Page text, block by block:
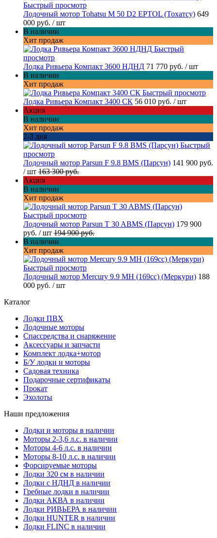
Быстрый просмотр
Лодочный мотор Tohatsu M 50 D2 EPTOL (Тохатсу) 649
000 руб. / шт
В наличии
Хит продаж
Быстрый
просмотр
Лодка Ривьера Компакт 3600 НДНД 71 770 руб. / шт
В наличии
Хит продаж
Быстрый просмотр
Лодка Ривьера Компакт 3400 СК 56 010 руб. / шт
Акция
В наличии
Хит продаж
2-3 дня
Быстрый
просмотр
Лодочный мотор Parsun F 9.8 BMS (Парсун) 141 900 руб.
/ шт 163 300 руб.
Акция
В наличии
Хит продаж
Быстрый просмотр
Лодочный мотор Parsun T 30 ABMS (Парсун) 179 900
руб. / шт 194 900 руб.
В наличии
Хит продаж
Быстрый просмотр
Лодочный мотор Mercury 9.9 MH (169cc) (Меркури) 188
000 руб. / шт
Каталог
Лодки ПВХ
Лодочные моторы
Спассредства и снаряжение
Аксессуары и запчасти
Комплект лодка+мотор
Б/У лодки и моторы
Садовая техника
Подарочные сертификаты
Прокат
Эхолоты
Наши предложения
Лодки и моторы в наличии
Моторы 2-3,6 л.с. в наличии
Моторы 4-6 л.с. в наличии
Моторы 8-10 л.с. в наличии
Форсируемые моторы
Лодки 320 см в наличии
Лодки с НДНД в наличии
Гребные лодки в наличии
Лодки АКВА в наличии
Лодки РИВЬЕРА в наличии
Лодки HUNTER в наличии
Лодки FLINC в наличии